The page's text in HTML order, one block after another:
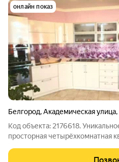
онлайн показ
Белгород,Академическая улица,
Код объекта: 2176618.
просторная четырёхкомнатная
Квартира расположена в